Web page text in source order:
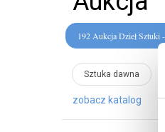
192 Aukcja Dzieł Sztuki
Sztuka dawna
zobacz katalog